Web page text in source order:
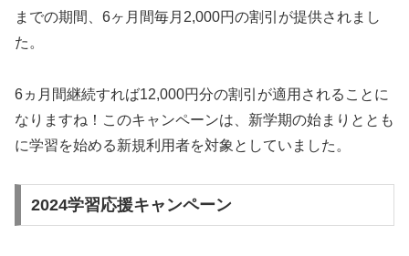
までの期間、6ヶ月間毎月2,000円の割引が提供されまし
た。
6ヵ月間継続すれば12,000円分の割引が適用されることに
なりますね！このキャンペーンは、新学期の始まりととも
に学習を始める新規利用者を対象としていました。
2024学習応援キャンペーン